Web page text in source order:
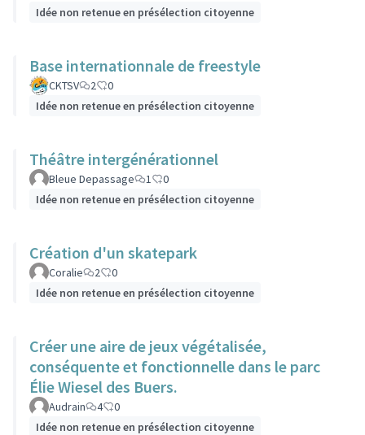
Idée non retenue en présélection citoyenne
Base internationnale de freestyle
CKTSV 2
0
Idée non retenue en présélection citoyenne
Théâtre intergénérationnel
Bleue Depassage 1
0
Idée non retenue en présélection citoyenne
Création d'un skatepark
Coralie 2
0
Idée non retenue en présélection citoyenne
Créer une aire de jeux végétalisée,
conséquente et fonctionnelle dans le parc
Élie Wiesel des Buers.
Audrain 4
0
Idée non retenue en présélection citoyenne